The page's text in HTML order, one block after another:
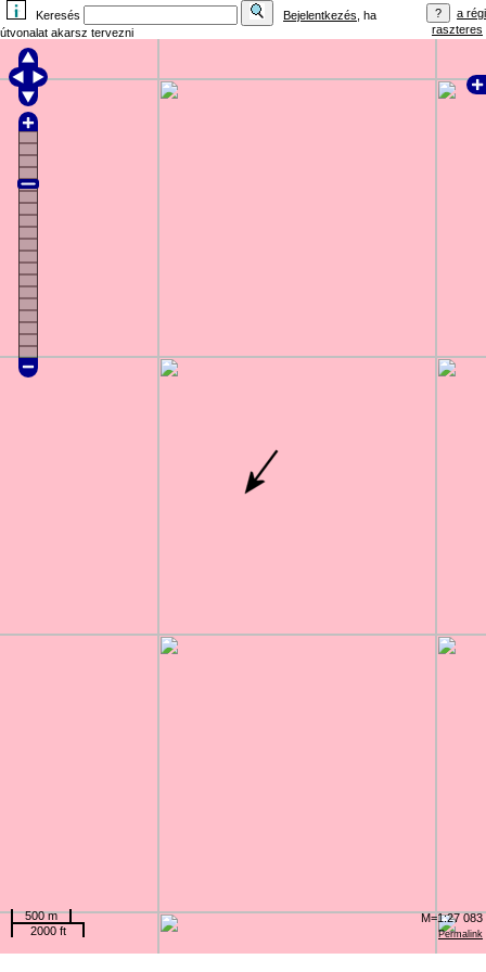
Keresés Bejelentkezés , ha
útvonalat akarsz tervezni
a régi
raszteres
Permalink
500 m
2000 ft
M=1:27 083